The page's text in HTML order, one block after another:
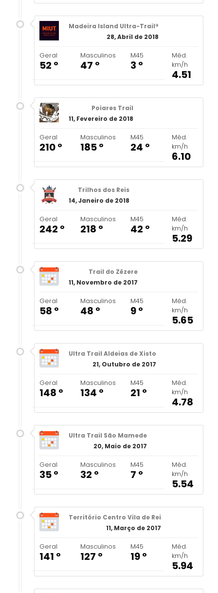
Madeira Island Ultra-Trail®
28, Abril de 2018
Geral
52 º
Masculinos
47 º
M45
3 º
Méd.
km/h
4.51
Poiares Trail
11, Fevereiro de 2018
Geral
210 º
Masculinos
185 º
M45
24 º
Méd.
km/h
6.10
Trilhos dos Reis
14, Janeiro de 2018
Geral
242 º
Masculinos
218 º
M45
42 º
Méd.
km/h
5.29
Trail do Zêzere
11, Novembro de 2017
Geral
58 º
Masculinos
48 º
M45
9 º
Méd.
km/h
5.65
Ultra Trail Aldeias de Xisto
21, Outubro de 2017
Geral
148 º
Masculinos
134 º
M45
21 º
Méd.
km/h
4.78
Ultra Trail São Mamede
20, Maio de 2017
Geral
35 º
Masculinos
32 º
M45
7 º
Méd.
km/h
5.54
Território Centro Vila de Rei
11, Março de 2017
Geral
141 º
Masculinos
127 º
M45
19 º
Méd.
km/h
5.94